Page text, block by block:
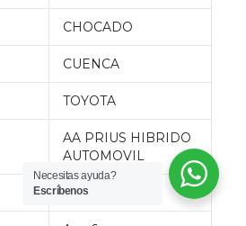
CHOCADO
CUENCA
TOYOTA
AA PRIUS HIBRIDO
AUTOMOVIL
PLATEADO
Necesitas ayuda?
Escríbenos